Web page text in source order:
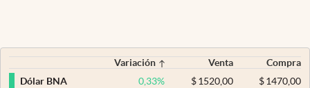
Variación Venta
Compra
Dólar BNA
0,33% $ 1520,00 $1470,00